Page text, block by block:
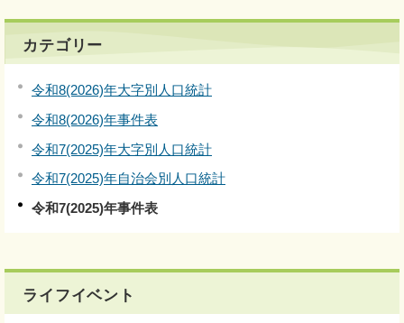
カテゴリー
令和8(2026)年大字別人口統計
令和8(2026)年事件表
令和7(2025)年大字別人口統計
令和7(2025)年自治会別人口統計
令和7(2025)年事件表
ライフイベント